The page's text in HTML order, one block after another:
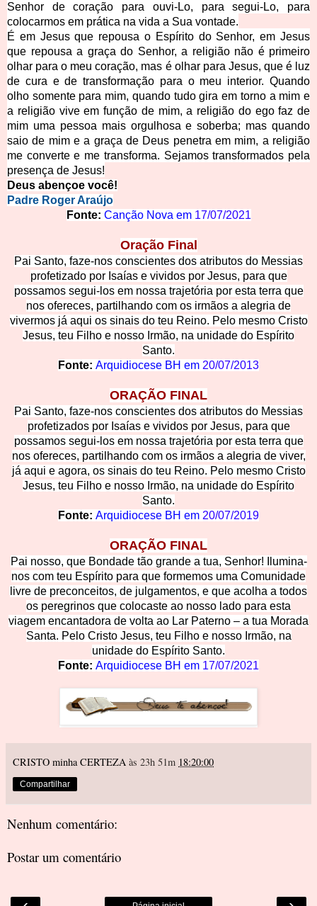
Senhor de coração para ouvi-Lo, para segui-Lo, para
colocarmos em prática na vida a Sua vontade.
É em Jesus que repousa o Espírito do Senhor, em Jesus
que repousa a graça do Senhor, a religião não é primeiro
olhar para o meu coração, mas é olhar para Jesus, que é luz
de cura e de transformação para o meu interior. Quando
olho somente para mim, quando tudo gira em torno a mim e
a religião vive em função de mim, a religião do ego faz de
mim uma pessoa mais orgulhosa e soberba; mas quando
saio de mim e a graça de Deus penetra em mim, a religião
me converte e me transforma. Sejamos transformados pela
presença de Jesus!
Deus abençoe você!
Padre Roger Araújo
Fonte: Canção Nova em 17/07/2021
Oração Final
Pai Santo, faze-nos conscientes dos atributos do Messias
profetizado por Isaías e vividos por Jesus, para que
possamos segui-los em nossa trajetória por esta terra que
nos ofereces, partilhando com os irmãos a alegria de
vivermos já aqui os sinais do teu Reino. Pelo mesmo Cristo
Jesus, teu Filho e nosso Irmão, na unidade do Espírito
Santo.
Fonte: Arquidiocese BH em 20/07/2013
ORAÇÃO FINAL
Pai Santo, faze-nos conscientes dos atributos do Messias
profetizados por Isaías e vividos por Jesus, para que
possamos segui-los em nossa trajetória por esta terra que
nos ofereces, partilhando com os irmãos a alegria de viver,
já aqui e agora, os sinais do teu Reino. Pelo mesmo Cristo
Jesus, teu Filho e nosso Irmão, na unidade do Espírito
Santo.
Fonte: Arquidiocese BH em 20/07/2019
ORAÇÃO FINAL
Pai nosso, que Bondade tão grande a tua, Senhor! Ilumina-
nos com teu Espírito para que formemos uma Comunidade
livre de preconceitos, de julgamentos, e que acolha a todos
os peregrinos que colocaste ao nosso lado para esta
viagem encantadora de volta ao Lar Paterno – a tua Morada
Santa. Pelo Cristo Jesus, teu Filho e nosso Irmão, na
unidade do Espírito Santo.
Fonte: Arquidiocese BH em 17/07/2021
CRISTO minha CERTEZA às 23h 51m 18:20:00
Compartilhar
Nenhum comentário:
Postar um comentário